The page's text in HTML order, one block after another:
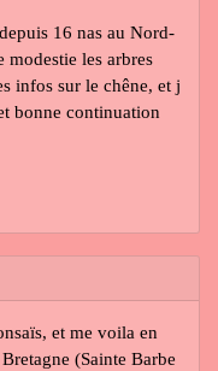
16 nas au Nord-
modestie les arbres
infos sur le chêne, et j
bonne continuation
et me voila en
(Sainte Barbe